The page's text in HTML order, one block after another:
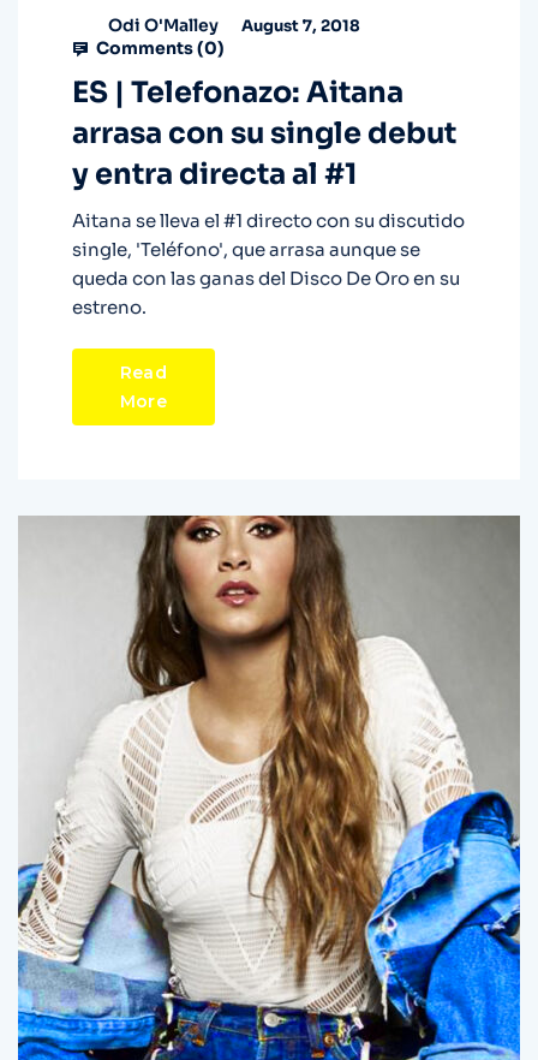
Odi O'Malley August 7, 2018
Comments (0)
ES | Telefonazo: Aitana
arrasa con su single debut
y entra directa al #1
Aitana se lleva el #1 directo con su discutido
single, 'Teléfono', que arrasa aunque se
queda con las ganas del Disco De Oro en su
estreno.
Read
More